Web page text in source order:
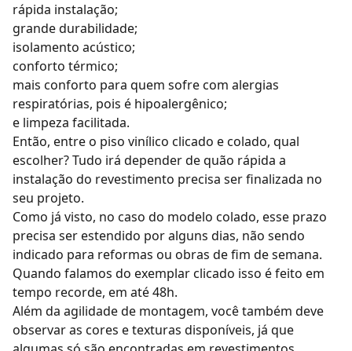
rápida instalação;
grande durabilidade;
isolamento acústico;
conforto térmico;
mais conforto para quem sofre com alergias
respiratórias, pois é hipoalergênico;
e limpeza facilitada.
Então, entre o piso vinílico clicado e colado, qual
escolher? Tudo irá depender de quão rápida a
instalação do revestimento precisa ser finalizada no
seu projeto.
Como já visto, no caso do modelo colado, esse prazo
precisa ser estendido por alguns dias, não sendo
indicado para reformas ou obras de fim de semana.
Quando falamos do exemplar clicado isso é feito em
tempo recorde, em até 48h.
Além da agilidade de montagem, você também deve
observar as cores e texturas disponíveis, já que